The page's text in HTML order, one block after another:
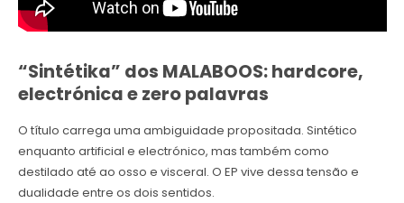
“Sintétika” dos MALABOOS: hardcore,
electrónica e zero palavras
O título carrega uma ambiguidade propositada. Sintético
enquanto artificial e electrónico, mas também como
destilado até ao osso e visceral. O EP vive dessa tensão e
dualidade entre os dois sentidos.